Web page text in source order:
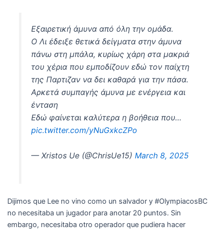
Εξαιρετική άμυνα από όλη την ομάδα.
Ο Λι έδειξε θετικά δείγματα στην άμυνα
πάνω στη μπάλα, κυρίως χάρη στα μακριά
του χέρια που εμποδίζουν εδώ τον παίχτη
της Παρτιζαν να δει καθαρά για την πάσα.
Αρκετά συμπαγής άμυνα με ενέργεια και
ένταση
Εδώ φαίνεται καλύτερα η βοήθεια που…
pic.twitter.com/yNuGxkcZPo
— Xristos Ue (@ChrisUe15) March 8, 2025
Dijimos que Lee no vino como un salvador y #OlympiacosBC
no necesitaba un jugador para anotar 20 puntos. Sin
embargo, necesitaba otro operador que pudiera hacer